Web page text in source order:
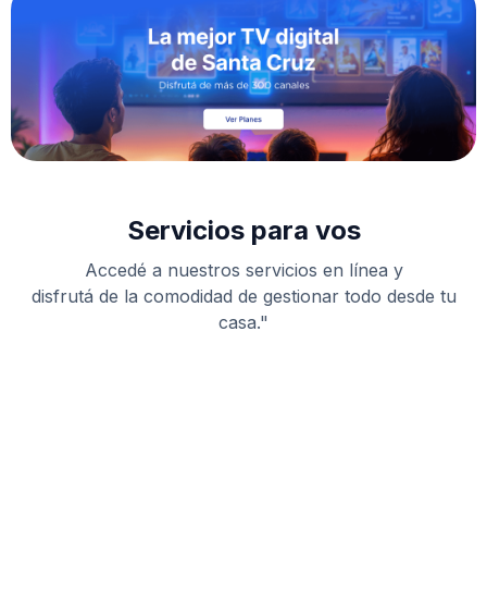
Servicios para vos
Accedé a nuestros servicios en línea y
disfrutá de la comodidad de gestionar todo desde tu
casa."